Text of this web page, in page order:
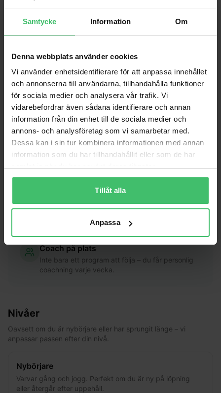
Samtycke Information Om
Denna webbplats använder cookies
Vi använder enhetsidentifierare för att anpassa innehållet
och annonserna till användarna, tillhandahålla funktioner
för sociala medier och analysera vår trafik. Vi
vidarebefordrar även sådana identifierare och annan
information från din enhet till de sociala medier och
annons- och analysföretag som vi samarbetar med.
Dessa kan i sin tur kombinera informationen med annan
information som du har tillhandahållit eller som de har
Tillåt alla
Anpassa
Varför VarjeSteg?
kroppen istället för att bryta ner den.
Videoanalys & feedback
Coach på plats
Inte bara ett program att följa – du får personlig
coachning varje vecka.
Nivåer
Oavsett om du är nybörjare eller har sprungit länge – vi
anpassar passen efter din nivå.
Nybörjare
Varvar gång och jogg. Perfekt om du är ny på löpning
eller återgår efter uppehåll.